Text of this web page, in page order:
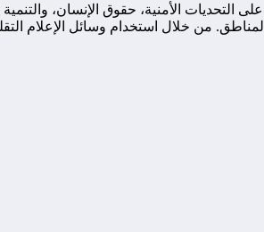
الأمنية، حقوق الإنسان،
من خلال استخدام وسائل الإعلام